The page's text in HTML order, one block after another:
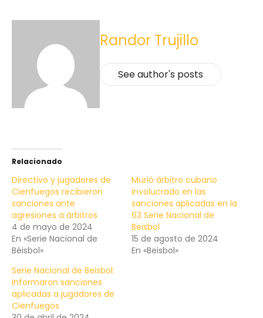
Randor Trujillo
See author's posts
Relacionado
Directivo y jugadores de
Cienfuegos recibieron
sanciones ante
agresiones a árbitros
4 de mayo de 2024
En «Serie Nacional de
Béisbol»
Murió árbitro cubano
involucrado en las
sanciones aplicadas en la
63 Serie Nacional de
Beisbol
15 de agosto de 2024
En «Beisbol»
Serie Nacional de Beisbol:
Informaron sanciones
aplicadas a jugadores de
Cienfuegos